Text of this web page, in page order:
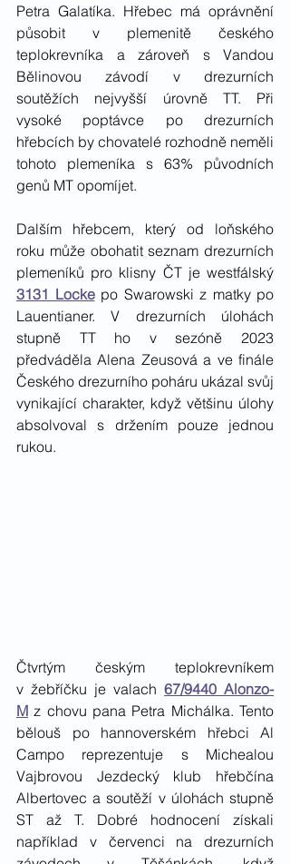
Petra Galatíka. Hřebec má oprávnění
působit v plemenitě českého
teplokrevníka a zároveň s Vandou
Bělinovou závodí v drezurních
soutěžích nejvyšší úrovně TT. Při
vysoké poptávce po drezurních
hřebcích by chovatelé rozhodně neměli
tohoto plemeníka s 63% původních
genů MT opomíjet.
Dalším hřebcem, který od loňského
roku může obohatit seznam drezurních
3131 Locke po Swarowski z matky po
Lauentianer. V drezurních úlohách
stupně TT ho v sezóně 2023
předváděla Alena Zeusová a ve finále
Českého drezurního poháru ukázal svůj
vynikající charakter, když většinu úlohy
absolvoval s držením pouze jednou
rukou.
Čtvrtým českým teplokrevníkem
v žebříčku je valach 67/9440 Alonzo-
M z chovu pana Petra Michálka. Tento
bělouš po hannoverském hřebci Al
Campo reprezentuje s Michealou
Vajbrovou Jezdecký klub hřebčína
Albertovec a soutěží v úlohách stupně
ST až T. Dobré hodnocení získali
například v červenci na drezurních